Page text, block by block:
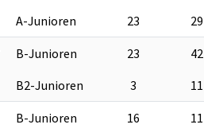
A-Junioren
23 29
B-Junioren 23 42
B2-Junioren
3 11
B-Junioren 16 11